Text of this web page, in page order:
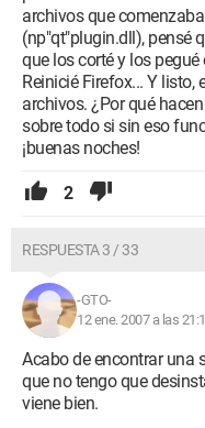
archivos que
(np"qt"plugin.dll), pensé
que los corté y los pegué
Reinicié Firefox... Y
archivos. ¿Por qué
sobre todo si sin eso
¡buenas noches!
2
RESPUESTA 3 / 33
-GTO-
12 ene. 2007 a las
Acabo de encontrar una
que no tengo que
viene bien.